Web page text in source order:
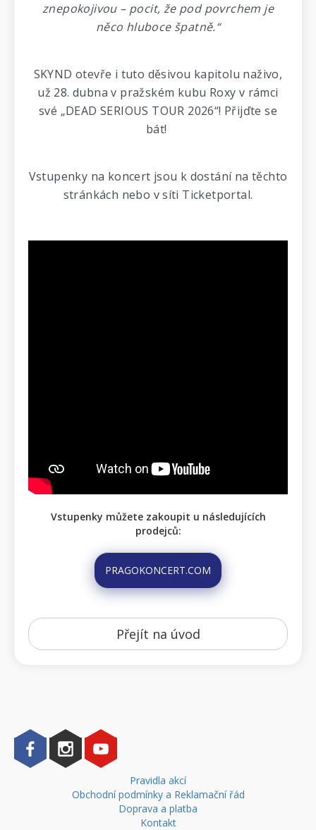
znepokojivou – pocit, že pod povrchem je
něco hluboce špatně.“
SKYND otevře i tuto děsivou kapitolu naživo,
už 28. dubna v pražském kubu Roxy v rámci
své „DEAD SERIOUS TOUR 2026“! Přijďte se
bát!
Vstupenky na koncert jsou k dostání na těchto
stránkách nebo v síti Ticketportal.
Vstupenky můžete zakoupit u následujících
prodejců:
PRAGOKONCERT.COM
Přejít na úvod
Pravidla akcí
Obchodní podmínky a Reklamační řád
Doprava a platba
Kontakt